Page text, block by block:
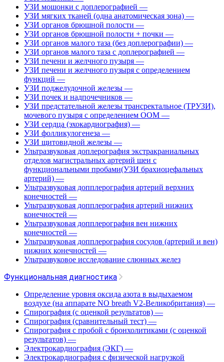
УЗИ мошонки с доплерографией —
УЗИ мягких тканей (одна анатомическая зона) —
УЗИ органов брюшной полости —
УЗИ органов брюшной полости + почки —
УЗИ органов малого таза (без доплерографии) —
УЗИ органов малого таза с доплерографией —
УЗИ печени и желчного пузыря —
УЗИ печени и желчного пузыря с определением
функций —
УЗИ поджелудочной железы —
УЗИ почек и надпочечников —
УЗИ предстательной железы трансректальное (ТРУЗИ),
мочевого пузыря с определением ООМ —
УЗИ сердца (эхокардиография) —
УЗИ фолликулогенеза —
УЗИ щитовидной железы —
Ультразвуковая доплерография экстракраниальных
отделов магистральных артерий шеи с
функциональными пробами(УЗИ брахиоцефальных
артерий) —
Ультразвуковая допплерография артерий верхних
конечностей —
Ультразвуковая допплерография артерий нижних
конечностей —
Ультразвуковая допплерография вен нижних
конечностей —
Ультразвуковая допплерография сосудов (артерий и вен)
нижних конечностей —
Ультразвуковое исследование слюнных желез
Функциональная диагностика
Определение уровня оксида азота в выдыхаемом
воздухе (на аппарате NO breath V2-Великобритания) —
Спирография (с оценкой результатов) —
Спирография (сравнительный тест) —
Спирография с пробой с бронхолитиками (с оценкой
результатов) —
Электрокардиография (ЭКГ) —
Электрокардиография с физической нагрузкой